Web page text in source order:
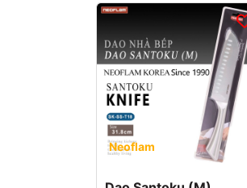
Neoflam